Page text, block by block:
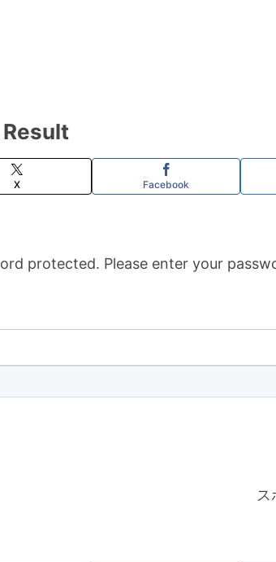
Result
X Facebook
protected. Please enter your
ス